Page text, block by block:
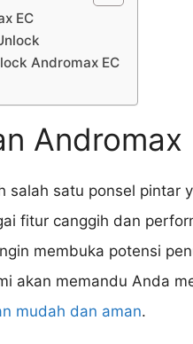
EC
Andromax EC
Andromax
salah satu ponsel pintar
fitur canggih dan
membuka potensi
akan memandu Anda
mudah dan aman.